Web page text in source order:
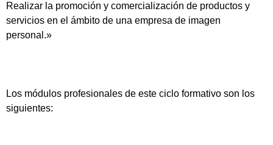
Realizar la promoción y comercialización de productos y
servicios en el ámbito de una empresa de imagen
personal.»
Los módulos profesionales de este ciclo formativo son los
siguientes: